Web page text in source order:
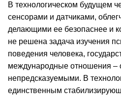
В технологическом будущем
сенсорами и датчиками,
делающими ее безопаснее и
не решена задача изучения
поведения человека,
международные отношения –
непредсказуемыми. В
единственным